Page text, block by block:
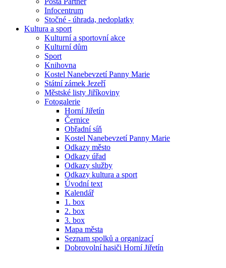
Infocentrum
Stočné - úhrada, nedoplatky
Kultura a sport
Kulturní a sportovní akce
Kulturní dům
Sport
Knihovna
Kostel Nanebevzetí Panny Marie
Státní zámek Jezeří
Městské listy Jiříkoviny
Fotogalerie
Horní Jiřetín
Černice
Obřadní síň
Kostel Nanebevzetí Panny Marie
Odkazy město
Odkazy úřad
Odkazy služby
Odkazy kultura a sport
Úvodní text
Kalendář
1. box
2. box
3. box
Mapa města
Seznam spolků a organizací
Dobrovolní hasiči Horní Jiřetín